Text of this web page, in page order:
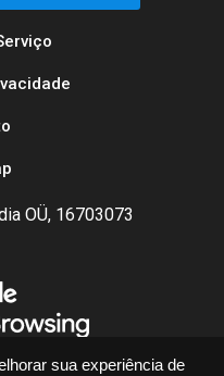
sua experiência de
OÜ, 16703073